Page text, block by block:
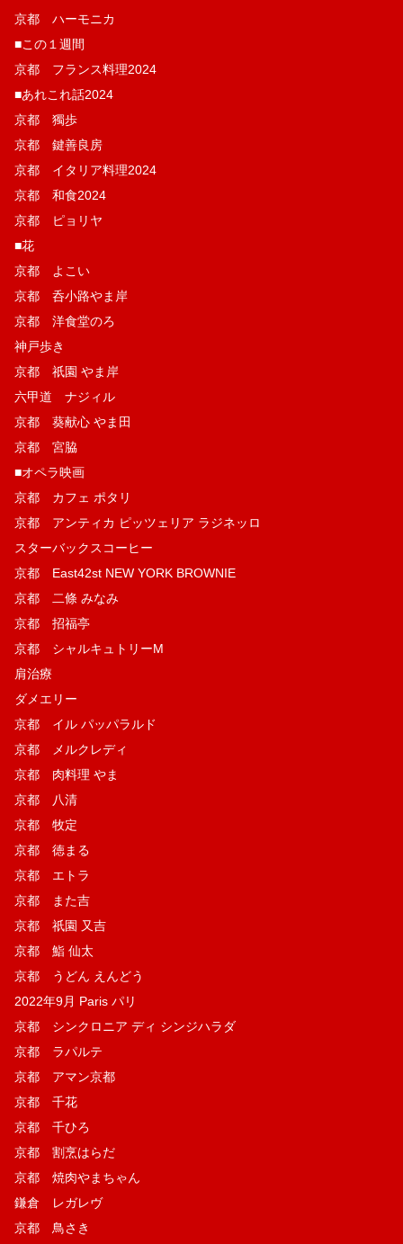
京都 ハーモニカ
■この１週間
京都 フランス料理2024
■あれこれ話2024
京都 獨歩
京都 鍵善良房
京都 イタリア料理2024
京都 和食2024
京都 ピョリヤ
■花
京都 よこい
京都 呑小路やま岸
京都 洋食堂のろ
神戸歩き
京都 祇園 やま岸
六甲道 ナジィル
京都 葵献心 やま田
京都 宮脇
■オペラ映画
京都 カフェ ポタリ
京都 アンティカ ピッツェリア ラジネッロ
スターバックスコーヒー
京都 East42st NEW YORK BROWNIE
京都 二條 みなみ
京都 招福亭
京都 シャルキュトリーM
肩治療
ダメエリー
京都 イル パッパラルド
京都 メルクレディ
京都 肉料理 やま
京都 八清
京都 牧定
京都 徳まる
京都 エトラ
京都 また吉
京都 祇園 又吉
京都 鮨 仙太
京都 うどん えんどう
2022年9月 Paris パリ
京都 シンクロニア ディ シンジハラダ
京都 ラパルテ
京都 アマン京都
京都 千花
京都 千ひろ
京都 割烹はらだ
京都 焼肉やまちゃん
鎌倉 レガレヴ
京都 鳥さき